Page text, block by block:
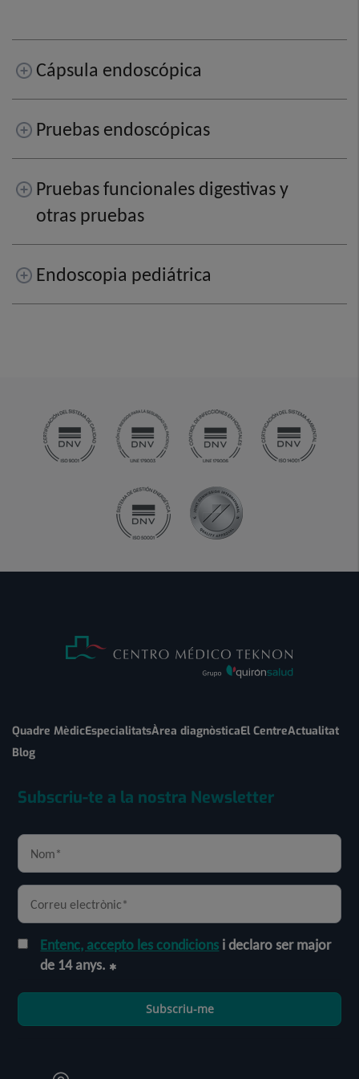
Cápsula endoscópica
Pruebas endoscópicas
Pruebas funcionales digestivas y
otras pruebas
Endoscopia pediátrica
Quadre MèdicEspecialitatsÀrea diagnòsticaEl CentreActualitat
Blog
Subscriu-te a la nostra Newsletter
Entenc, accepto les condicions i declaro ser major
de 14 anys.
Subscriu-me